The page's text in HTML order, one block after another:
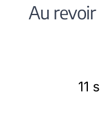
bascule
Accueil
Intéressés
Au
11